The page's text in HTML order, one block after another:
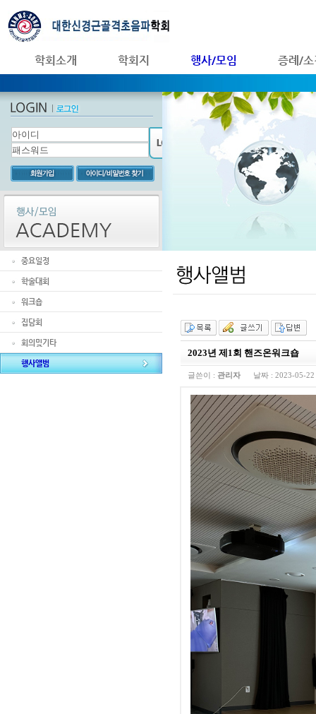
학회소개 학회지 행사/모임 증례/소
중요일정
학술대회
워크숍
집담회
회의및기타
행사앨범
2023년 제1회 핸즈온워크숍
글쓴이 : 관리자 날짜 : 2023-05-